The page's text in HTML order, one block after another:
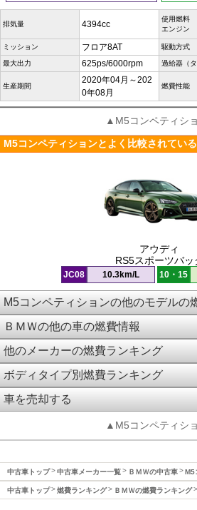
排気量 4394cc
使用燃料
エンジン
ミッション フロア8AT 駆動方式
最大出力 625ps/6000rpm 過給器（タ
生産期間
2020年04月～202
0年08月
燃費性能
▲M5コンペティシ
M5コンペティションとよく比較されてい
アウディ
RS5スポーツバッ
JC08 10.3km/L 10・15
M5コンペティションの他のモデルの
ＢＭＷの他の車の燃費情報
他のメーカーの燃費ランキング
ボディタイプ別燃費ランキング
車を売却する
▲M5コンペティシ
中古車トップ 中古車メーカー一覧 ＢＭＷの中古車 M5
中古車トップ 燃費ランキング ＢＭＷの燃費ランキング